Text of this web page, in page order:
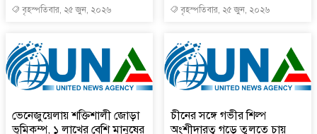
বৃহস্পতিবার, ২৫ জুন, ২০২৬ বৃহস্পতিবার, ২৫ জুন, ২০২৬
ভেনেজুয়েলায় শক্তিশালী জোড়া
ভূমিকম্প, ১ লাখের বেশি মানুষের
চীনের সঙ্গে গভীর শিল্প
অংশীদারত্ব গড়ে তুলতে চায়